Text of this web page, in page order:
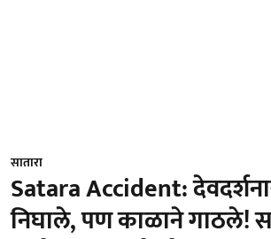
सातारा
Satara Accident:
निघाले, पण काळाने गाठले!